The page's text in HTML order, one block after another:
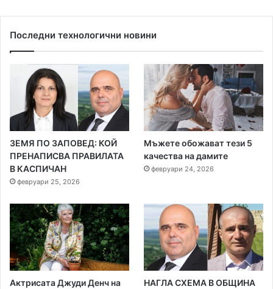
Последни технологични новини
ЗЕМЯ ПО ЗАПОВЕД: КОЙ
ПРЕНАПИСВА ПРАВИЛАТА
В КАСПИЧАН
февруари 25, 2026
Мъжете обожават тези 5
качества на дамите
февруари 24, 2026
Актрисата Джуди Денч на
НАГЛА СХЕМА В ОБЩИНА